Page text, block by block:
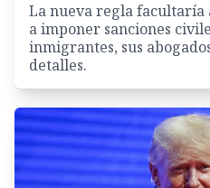
La nueva regla facultaría
a imponer sanciones
inmigrantes, sus
detalles.